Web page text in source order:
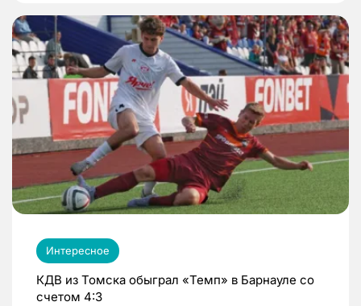
Интересное
КДВ из Томска обыграл «Темп» в Барнауле со
счетом 4:3